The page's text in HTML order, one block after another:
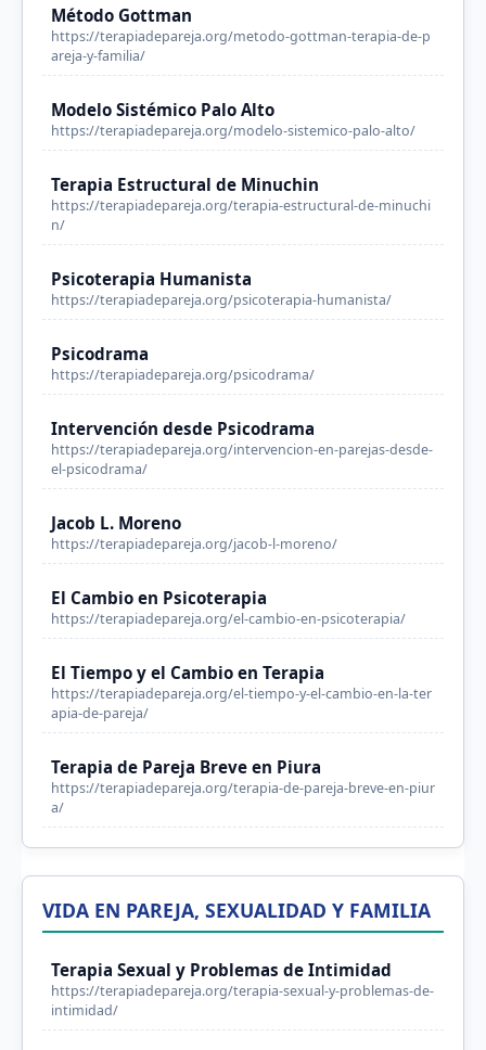
Método Gottman
https://terapiadepareja.org/metodo-gottman-terapia-de-p
areja-y-familia/
Modelo Sistémico Palo Alto
https://terapiadepareja.org/modelo-sistemico-palo-alto/
Terapia Estructural de Minuchin
https://terapiadepareja.org/terapia-estructural-de-minuchi
n/
Psicoterapia Humanista
https://terapiadepareja.org/psicoterapia-humanista/
Psicodrama
https://terapiadepareja.org/psicodrama/
Intervención desde Psicodrama
https://terapiadepareja.org/intervencion-en-parejas-desde-
el-psicodrama/
Jacob L. Moreno
https://terapiadepareja.org/jacob-l-moreno/
El Cambio en Psicoterapia
https://terapiadepareja.org/el-cambio-en-psicoterapia/
El Tiempo y el Cambio en Terapia
https://terapiadepareja.org/el-tiempo-y-el-cambio-en-la-ter
apia-de-pareja/
Terapia de Pareja Breve en Piura
https://terapiadepareja.org/terapia-de-pareja-breve-en-piur
a/
VIDA EN PAREJA, SEXUALIDAD Y FAMILIA
Terapia Sexual y Problemas de Intimidad
https://terapiadepareja.org/terapia-sexual-y-problemas-de-
intimidad/